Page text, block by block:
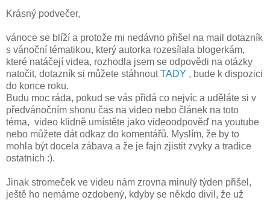
Krásný podvečer,
vánoce se blíží a protože mi nedávno přišel na mail dotazník
s vánoční tématikou, který autorka rozesílala blogerkám,
které natáčejí videa, rozhodla jsem se odpovědi na otázky
natočit, dotazník si můžete stáhnoutTADY , bude k dispozici
do konce roku.
Budu moc ráda, pokud se vás přidá co nejvíc a uděláte si v
předvánočním shonu čas na video nebo článek na toto
téma, video klidně umístěte jako videoodpověď na youtube
nebo můžete dát odkaz do komentářů. Myslím, že by to
mohla být docela zábava a že je fajn zjistit zvyky a tradice
ostatních :).
Jinak stromeček ve videu nám zrovna minulý týden přišel,
ještě ho nemáme ozdobený, kdyby se někdo divil, že už